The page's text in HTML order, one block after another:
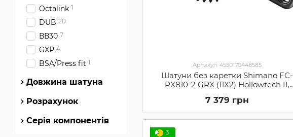
Артикул: 4550170448585
Шатуни без каретки Shimano FC-
RX810-2 GRX (11Х2) Hollowtech II,
7 379 грн
3
Octalink 1
DUB 20
ВВ30 7
GXP 4
BSA/Press fit 1
Довжина шатуна
Розрахунок
Серія компонентів